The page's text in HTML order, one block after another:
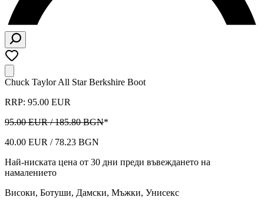
Chuck Taylor All Star Berkshire Boot
RRP: 95.00 EUR
95.00 EUR / 185.80 BGN*
40.00 EUR / 78.23 BGN
Най-ниската цена от 30 дни преди въвеждането на
намалението
Високи, Ботуши, Дамски, Мъжки, Унисекс